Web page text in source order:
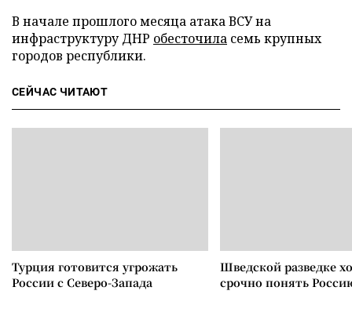
В начале прошлого месяца атака ВСУ на
инфраструктуру ДНР обесточила семь крупных
городов республики.
СЕЙЧАС ЧИТАЮТ
Турция готовится угрожать
России с Северо-Запада
Шведской разведке
срочно понять